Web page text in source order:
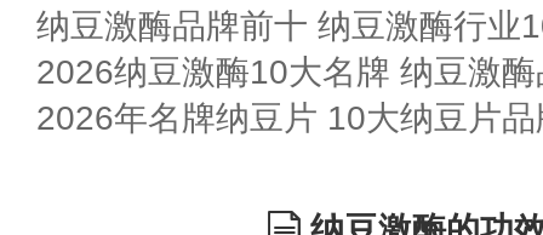
纳豆激酶品牌前十 纳豆激酶行业
2026纳豆激酶10大名牌 纳豆激
2026年名牌纳豆片 10大纳豆片